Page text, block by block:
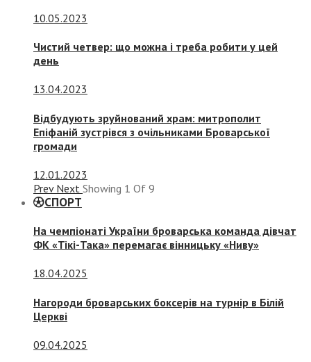
10.05.2023
Чистий четвер: що можна і треба робити у цей
день
13.04.2023
Відбудують зруйнований храм: митрополит
Епіфаній зустрівся з очільниками Броварської
громади
12.01.2023
Prev Next Showing 1 Of 9
СПОРТ
На чемпіонаті України броварська команда дівчат
ФК «Тікі-Така» перемагає вінницьку «Ниву»
18.04.2025
Нагороди броварських боксерів на турнір в Білій
Церкві
09.04.2025